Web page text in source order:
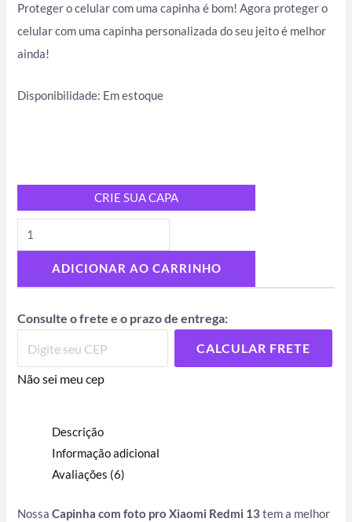
Proteger o celular com uma capinha é bom! Agora proteger o
celular com uma capinha personalizada do seu jeito é melhor
ainda!
Disponibilidade: Em estoque
CRIE SUA CAPA
ADICIONAR AO CARRINHO
Consulte o frete e o prazo de entrega:
CALCULAR FRETE
Não sei meu cep
Descrição
Informação adicional
Avaliações (6)
NossaCapinha com foto pro Xiaomi Redmi 13tem a melhor